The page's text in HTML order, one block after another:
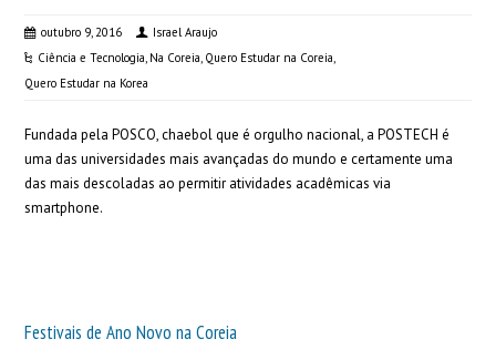
outubro 9, 2016
Israel Araujo
Ciência e Tecnologia, Na Coreia, Quero Estudar na Coreia,
Quero Estudar na Korea
Fundada pela POSCO, chaebol que é orgulho nacional, a POSTECH é
uma das universidades mais avançadas do mundo e certamente uma
das mais descoladas ao permitir atividades acadêmicas via
smartphone.
Festivais de Ano Novo na Coreia